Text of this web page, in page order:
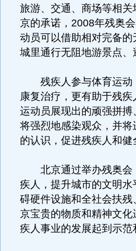
旅游、交通、商场等相
京的承诺，2008年残奥
动员可以借助相对完备
城里通行无阻地游景点、
残疾人参与体育运动
康复治疗，更有助于残
运动员展现出的顽强拼
将强烈地感染观众，并
的认识，促进残疾人和
北京通过举办残奥会
疾人，提升城市的文明
碍硬件设施和全社会扶
京宝贵的物质和精神文
疾人事业的发展起到示范